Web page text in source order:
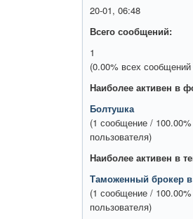
20-01, 06:48
Всего сообщений:
1
(0.00% всех
Наиболее активен в
Болтушка
(1 сообщение /
пользователя)
Наиболее активен в
Таможенный брокер в
(1 сообщение /
пользователя)